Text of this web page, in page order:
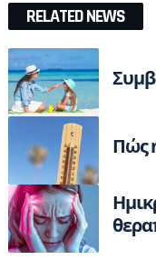
RELATED NEWS
Πώς